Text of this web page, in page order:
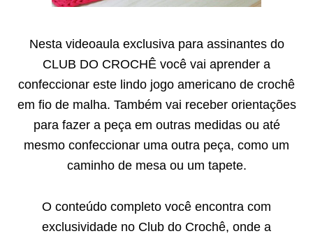
Nesta videoaula exclusiva para assinantes do
CLUB DO CROCHÊ você vai aprender a
confeccionar este lindo jogo americano de crochê
em fio de malha. Também vai receber orientações
para fazer a peça em outras medidas ou até
mesmo confeccionar uma outra peça, como um
caminho de mesa ou um tapete.
O conteúdo completo você encontra com
exclusividade no Club do Crochê, onde a